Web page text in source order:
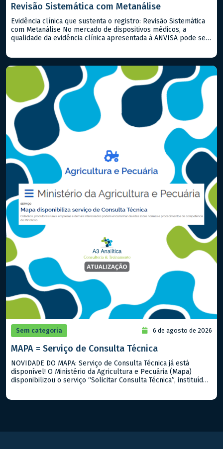
Revisão Sistemática com Metanálise
Evidência clínica que sustenta o registro: Revisão Sistemática
com Metanálise No mercado de dispositivos médicos, a
qualidade da evidência clínica apresentada à ANVISA pode ser
Metanálise é a […]
Sem categoria 6 de agosto de 2026
MAPA = Serviço de Consulta Técnica
NOVIDADE DO MAPA: Serviço de Consulta Técnica já está
disponível! O Ministério da Agricultura e Pecuária (Mapa)
disponibilizou o serviço “Solicitar Consulta Técnica”, instituído